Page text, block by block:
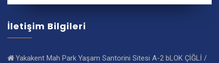
İletişim Bilgileri
Yakakent Mah Park Yaşam Santorini Sitesi A-2 bLOK ÇİĞLİ /